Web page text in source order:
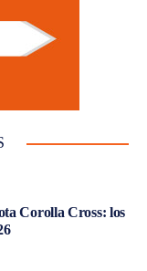
Corolla Cross: los